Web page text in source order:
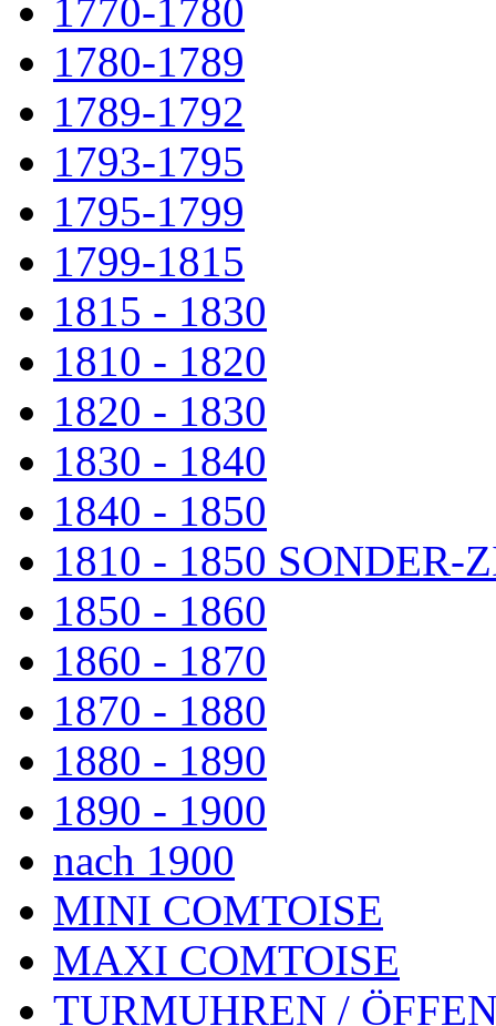
1770-1780
1780-1789
1789-1792
1793-1795
1795-1799
1799-1815
1815 - 1830
1810 - 1820
1820 - 1830
1830 - 1840
1840 - 1850
1810 - 1850 SONDER-
1850 - 1860
1860 - 1870
1870 - 1880
1880 - 1890
1890 - 1900
nach 1900
MINI COMTOISE
MAXI COMTOISE
TURMUHREN /